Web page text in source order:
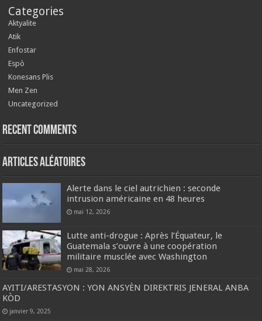
Categories
Aktyalite
Atik
Enfostar
Espò
Konesans Plis
Men Zen
Uncategorized
Recent Comments
Articles aléatoires
Alerte dans le ciel autrichien : seconde
intrusion américaine en 48 heures
mai 12, 2026
Lutte anti-drogue : Après l’Équateur, le
Guatemala s’ouvre à une coopération
militaire musclée avec Washington
mai 28, 2026
AYITI/ARESTASYON : YON ANSYÈN DIREKTRIS JENERAL ANBA
KÒD
janvier 9, 2025